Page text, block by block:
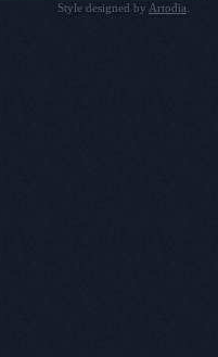
Style designed by Artodia